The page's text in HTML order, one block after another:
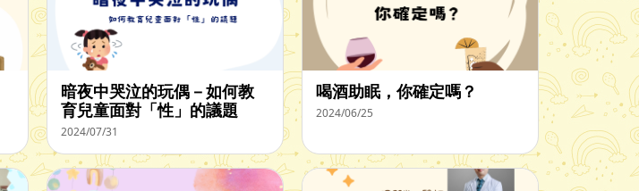
暗夜中哭泣的玩偶－如何教
育兒童面對「性」的議題
2024/07/31
喝酒助眠，你確定嗎？
2024/06/25